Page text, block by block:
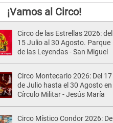
¡Vamos al Circo!
Circo de las Estrellas 2026: del
15 Julio al 30 Agosto. Parque
de las Leyendas - San Miguel
Circo Montecarlo 2026: Del 17
de Julio hasta el 30 Agosto en
Círculo Militar - Jesús María
Circo Místico Condor 2026: Del